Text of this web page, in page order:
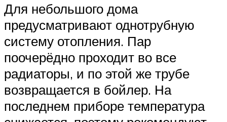
Для небольшого дома
предусматривают однотрубную
систему отопления. Пар
поочерёдно проходит во все
радиаторы, и по этой же трубе
возвращается в бойлер. На
последнем приборе температура